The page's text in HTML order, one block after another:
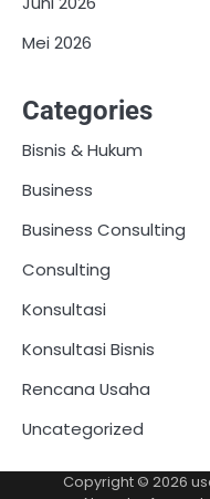
Mei 2026
Categories
Bisnis & Hukum
Business
Business Consulting
Consulting
Konsultasi
Konsultasi Bisnis
Rencana Usaha
Uncategorized
Copyright © 2026